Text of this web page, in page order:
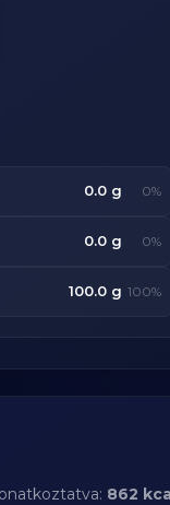
0.0 g 0%
0.0 g 0%
100.0 g 100%
862